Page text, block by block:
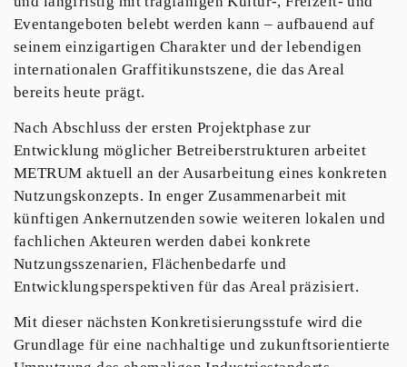
Eventangeboten belebt werden kann – aufbauend auf
seinem einzigartigen Charakter und der lebendigen
internationalen Graffitikunstszene, die das Areal
bereits heute prägt.
Nach Abschluss der ersten Projektphase zur
Entwicklung möglicher Betreiberstrukturen arbeitet
METRUM aktuell an der Ausarbeitung eines konkreten
Nutzungskonzepts. In enger Zusammenarbeit mit
künftigen Ankernutzenden sowie weiteren lokalen und
fachlichen Akteuren werden dabei konkrete
Nutzungsszenarien, Flächenbedarfe und
Entwicklungsperspektiven für das Areal präzisiert.
Mit dieser nächsten Konkretisierungsstufe wird die
Grundlage für eine nachhaltige und zukunftsorientierte